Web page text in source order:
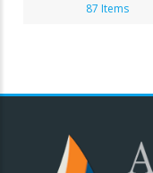
87 Items